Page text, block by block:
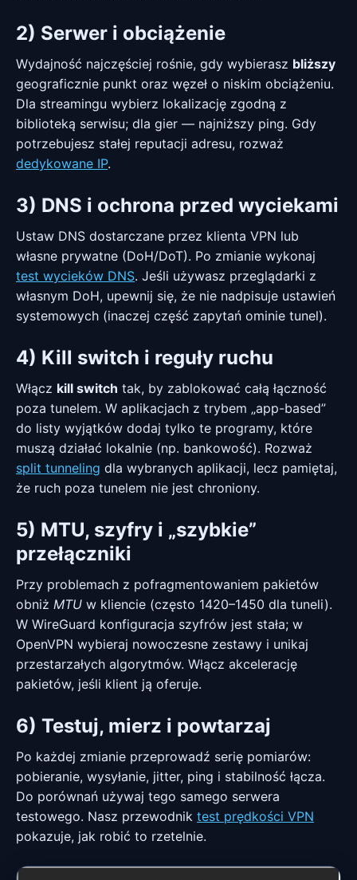
2) Serwer i obciążenie
Wydajność najczęściej rośnie, gdy wybierasz bliższy
geograficznie punkt oraz węzeł o niskim obciążeniu.
Dla streamingu wybierz lokalizację zgodną z
biblioteką serwisu; dla gier — najniższy ping. Gdy
potrzebujesz stałej reputacji adresu, rozważ
dedykowane IP.
3) DNS i ochrona przed wyciekami
Ustaw DNS dostarczane przez klienta VPN lub
własne prywatne (DoH/DoT). Po zmianie wykonaj
test wycieków DNS. Jeśli używasz przeglądarki z
własnym DoH, upewnij się, że nie nadpisuje ustawień
systemowych (inaczej część zapytań ominie tunel).
4) Kill switch i reguły ruchu
Włącz kill switch tak, by zablokować całą łączność
poza tunelem. W aplikacjach z trybem „app-based”
do listy wyjątków dodaj tylko te programy, które
muszą działać lokalnie (np. bankowość). Rozważ
split tunneling dla wybranych aplikacji, lecz pamiętaj,
że ruch poza tunelem nie jest chroniony.
5) MTU, szyfry i „szybkie”
przełączniki
Przy problemach z pofragmentowaniem pakietów
obniż MTU w kliencie (często 1420–1450 dla tuneli).
W WireGuard konfiguracja szyfrów jest stała; w
OpenVPN wybieraj nowoczesne zestawy i unikaj
przestarzałych algorytmów. Włącz akcelerację
pakietów, jeśli klient ją oferuje.
6) Testuj, mierz i powtarzaj
Po każdej zmianie przeprowadź serię pomiarów:
pobieranie, wysyłanie, jitter, ping i stabilność łącza.
Do porównań używaj tego samego serwera
testowego. Nasz przewodnik test prędkości VPN
pokazuje, jak robić to rzetelnie.